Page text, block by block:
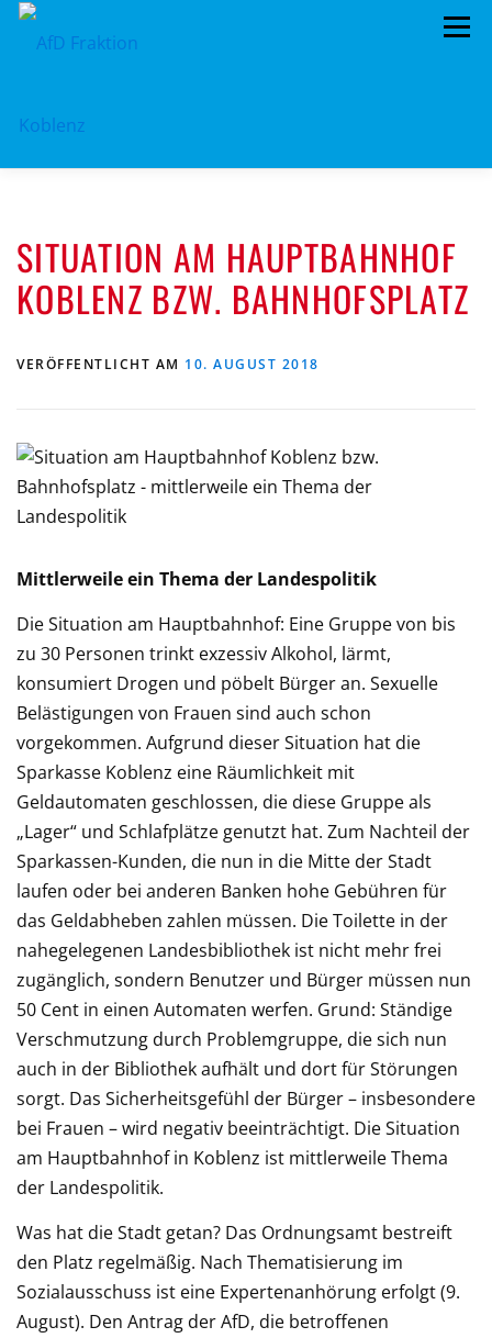
Zum
Inhalt
Menü
TERMINE MITMACHEN! KONTAKT
SITUATION AM HAUPTBAHNHOF
KOBLENZ BZW. BAHNHOFSPLATZ
VERÖFFENTLICHT AM 10. AUGUST 2018
Mittlerweile ein Thema der Landespolitik
Die Situation am Hauptbahnhof: Eine Gruppe von bis
zu 30 Personen trinkt exzessiv Alkohol, lärmt,
konsumiert Drogen und pöbelt Bürger an. Sexuelle
Belästigungen von Frauen sind auch schon
vorgekommen. Aufgrund dieser Situation hat die
Sparkasse Koblenz eine Räumlichkeit mit
Geldautomaten geschlossen, die diese Gruppe als
„Lager“ und Schlafplätze genutzt hat. Zum Nachteil der
Sparkassen-Kunden, die nun in die Mitte der Stadt
laufen oder bei anderen Banken hohe Gebühren für
das Geldabheben zahlen müssen. Die Toilette in der
nahegelegenen Landesbibliothek ist nicht mehr frei
zugänglich, sondern Benutzer und Bürger müssen nun
50 Cent in einen Automaten werfen. Grund: Ständige
Verschmutzung durch Problemgruppe, die sich nun
auch in der Bibliothek aufhält und dort für Störungen
sorgt. Das Sicherheitsgefühl der Bürger – insbesondere
bei Frauen – wird negativ beeinträchtigt. Die Situation
am Hauptbahnhof in Koblenz ist mittlerweile Thema
der Landespolitik.
Was hat die Stadt getan? Das Ordnungsamt bestreift
den Platz regelmäßig. Nach Thematisierung im
Sozialausschuss ist eine Expertenanhörung erfolgt (9.
August). Den Antrag der AfD, die betroffenen